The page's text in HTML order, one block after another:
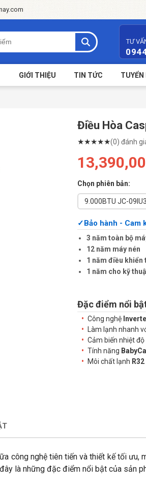
TƯ
GIỚI THIỆU TIN TỨC TUYỂN
Điều Hòa
★★★★★(0) đánh
Chọn phiên bản:
9.000BTU JC-
Bảo hành - Cam
3 năm toàn bộ
12 năm máy nén
1 năm điều khiển
1 năm cho kỹ
Đặc điểm nổi
Công nghệ
Làm lạnh nhanh
Cảm biến nhiệt
Tính năng
Môi chất lạnh R32
công nghệ tiên tiến và thiết kế tối ưu,
là những đặc điểm nổi bật của sản